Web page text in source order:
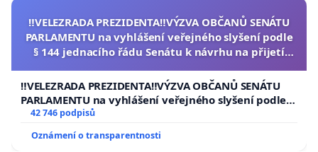
‼️VELEZRADA PREZIDENTA‼️VÝZVA OBČANŮ SENÁTU
PARLAMENTU na vyhlášení veřejného slyšení podle
§ 144 jednacího řádu Senátu k návrhu na přijetí
republiky
‼️VELEZRADA PREZIDENTA‼️VÝZVA OBČANŮ SENÁTU
PARLAMENTU na vyhlášení veřejného slyšení podle §
144 jednacího řádu Senátu k návrhu na přijetí
usnesení k podání ústavní žaloby na prezidenta
republiky
42 746 podpisů
Oznámení o transparentnosti